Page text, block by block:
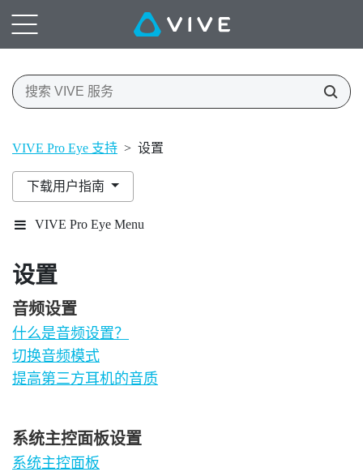
VIVE Pro Eye 支持 > 设置
下载用户指南
VIVE Pro Eye Menu
设置
音频设置
什么是音频设置？
切换音频模式
提高第三方耳机的音质
系统主控面板设置
系统主控面板